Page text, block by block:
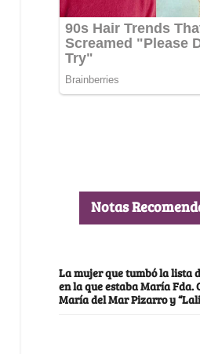
Notas
La mujer que tumbó la lista
en la que estaba María Fda.
María del Mar Pizarro y